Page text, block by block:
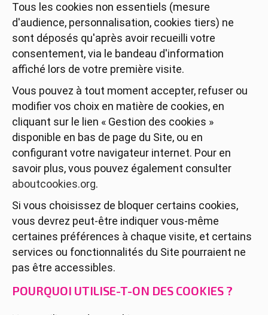
Tous les cookies non essentiels (mesure
d'audience, personnalisation, cookies tiers) ne
sont déposés qu'après avoir recueilli votre
consentement, via le bandeau d'information
affiché lors de votre première visite.
Vous pouvez à tout moment accepter, refuser ou
modifier vos choix en matière de cookies, en
cliquant sur le lien « Gestion des cookies »
disponible en bas de page du Site, ou en
configurant votre navigateur internet. Pour en
savoir plus, vous pouvez également consulter
aboutcookies.org.
Si vous choisissez de bloquer certains cookies,
vous devrez peut-être indiquer vous-même
certaines préférences à chaque visite, et certains
services ou fonctionnalités du Site pourraient ne
pas être accessibles.
POURQUOI UTILISE-T-ON DES COOKIES ?